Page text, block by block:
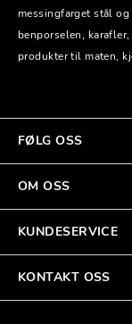
messingfarget stål
benporselen,
produkter til maten,
FØLG OSS
OM OSS
KUNDESERVICE
KONTAKT OSS